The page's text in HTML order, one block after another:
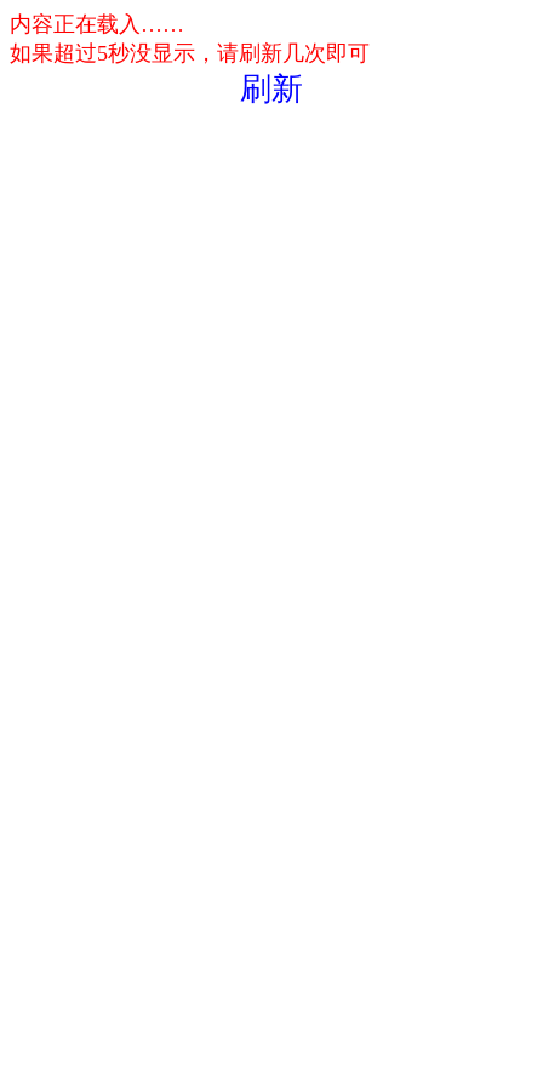
内容正在载入……
如果超过5秒没显示，请刷新几次即可
刷新